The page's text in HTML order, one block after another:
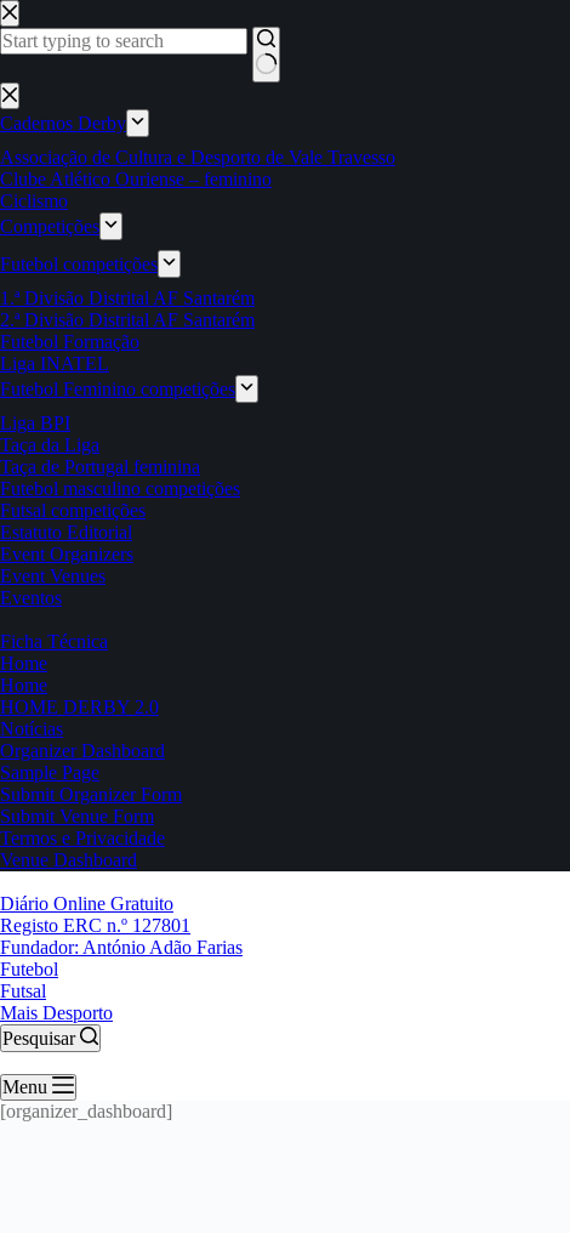
Pular
para
o
Sem
resultados
Cadernos Derby
Associação de Cultura e Desporto de Vale Travesso
Clube Atlético Ouriense – feminino
Ciclismo
Competições
Futebol competições
1.ª Divisão Distrital AF Santarém
2.ª Divisão Distrital AF Santarém
Futebol Formação
Liga INATEL
Futebol Feminino competições
Liga BPI
Taça da Liga
Taça de Portugal feminina
Futebol masculino competições
Futsal competições
Estatuto Editorial
Event Organizers
Event Venues
Eventos
Ficha Técnica
Home
Home
HOME DERBY 2.0
Notícias
Organizer Dashboard
Sample Page
Submit Organizer Form
Submit Venue Form
Termos e Privacidade
Venue Dashboard
Diário Online Gratuito
Registo ERC n.º 127801
Fundador: António Adão Farias
Futebol
Futsal
Mais Desporto
Pesquisar
Menu
[organizer_dashboard]